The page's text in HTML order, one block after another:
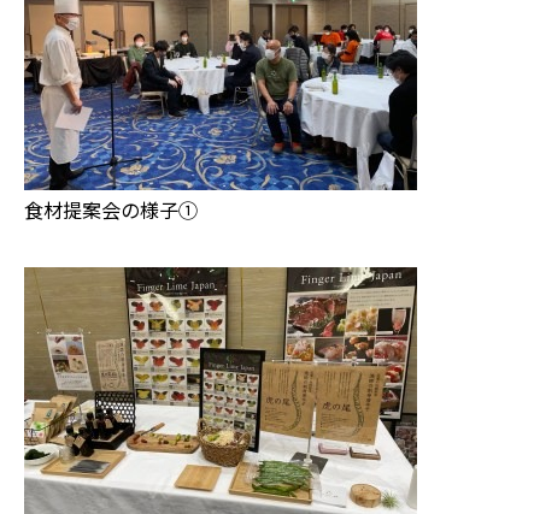
食材提案会の様子①